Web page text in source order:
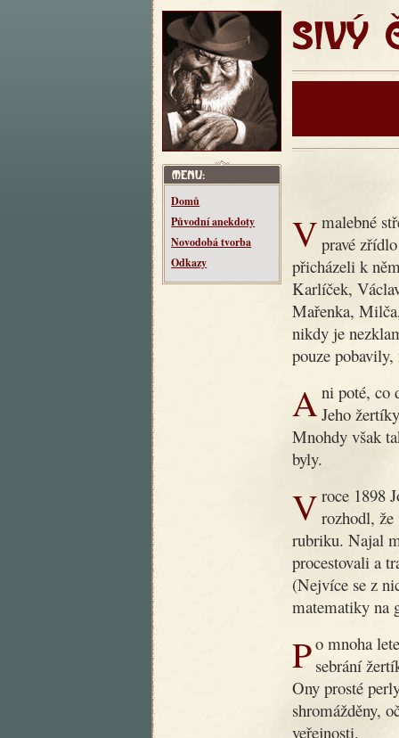
SIVÝ
Domů
Původní anekdoty
Novodobá tvorba
Odkazy
V malebné středočeské vesnici Makotřasy žil kdysi dědeček, pravé
přicházeli k
Karlíček,
Mařenka,
nikdy je
pouze
Ani poté, co dobrý dědoušek zemřel, nezapomnělo se na něj.Jeho
Mnohdy však
byly.
V roce 1898 Jos. R. Vilímek, slovutný český nakladatel, rozhodl,
rubriku. Najal
procestovali a
(Nejvíce se z
matematiky na
Po mnoha letech byla nyní podniknuta nová práce, záležející v sebrání
Ony prosté
shromážděny,
veřejnosti.